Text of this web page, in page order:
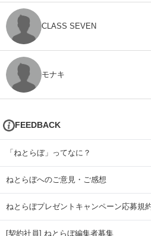
CLASS SEVEN
モナキ
FEEDBACK
「ねとらぼ」ってなに？
ねとらぼへのご意見・ご感想
ねとらぼプレゼントキャンペーン応募規
[契約社員] ねとらぼ編集者募集